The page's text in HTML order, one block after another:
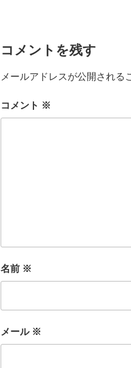
コメントを残す
メールアドレスが公開される
コメント ※
名前 ※
メール ※